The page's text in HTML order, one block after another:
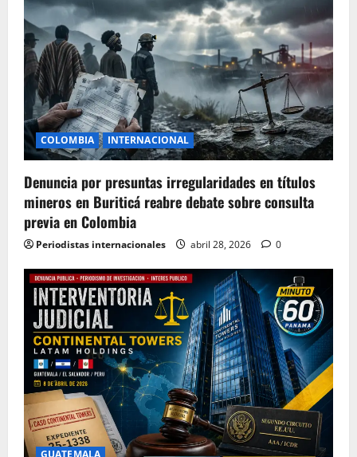
COLOMBIA INTERNACIONAL
Denuncia por presuntas irregularidades en títulos
mineros en Buriticá reabre debate sobre consulta
previa en Colombia
Periodistas internacionales abril 28, 2026 0